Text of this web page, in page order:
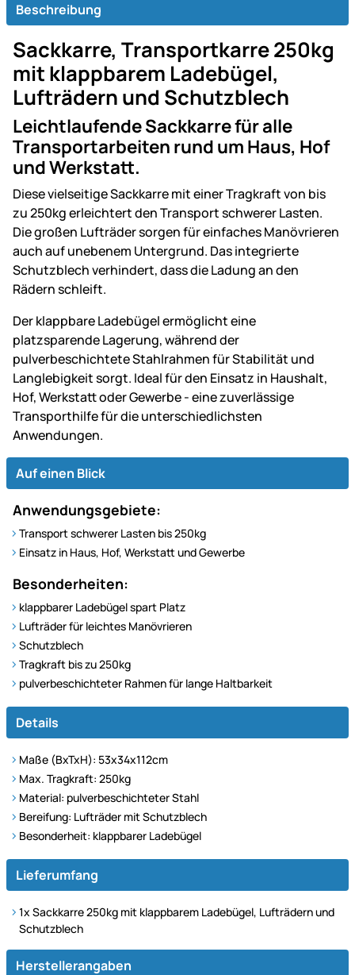
Beschreibung
Sackkarre, Transportkarre 250kg
mit klappbarem Ladebügel,
Lufträdern und Schutzblech
Leichtlaufende Sackkarre für alle
Transportarbeiten rund um Haus, Hof
und Werkstatt.
Diese vielseitige Sackkarre mit einer Tragkraft von bis
zu 250kg erleichtert den Transport schwerer Lasten.
Die großen Lufträder sorgen für einfaches Manövrieren
auch auf unebenem Untergrund. Das integrierte
Schutzblech verhindert, dass die Ladung an den
Rädern schleift.
Der klappbare Ladebügel ermöglicht eine
platzsparende Lagerung, während der
pulverbeschichtete Stahlrahmen für Stabilität und
Langlebigkeit sorgt. Ideal für den Einsatz in Haushalt,
Hof, Werkstatt oder Gewerbe - eine zuverlässige
Transporthilfe für die unterschiedlichsten
Anwendungen.
Auf einen Blick
Anwendungsgebiete:
Transport schwerer Lasten bis 250kg
Einsatz in Haus, Hof, Werkstatt und Gewerbe
Besonderheiten:
klappbarer Ladebügel spart Platz
Lufträder für leichtes Manövrieren
Schutzblech
Tragkraft bis zu 250kg
pulverbeschichteter Rahmen für lange Haltbarkeit
Details
Maße (BxTxH): 53x34x112cm
Max. Tragkraft: 250kg
Material: pulverbeschichteter Stahl
Bereifung: Lufträder mit Schutzblech
Besonderheit: klappbarer Ladebügel
Lieferumfang
1x Sackkarre 250kg mit klappbarem Ladebügel, Lufträdern und
Schutzblech
Herstellerangaben